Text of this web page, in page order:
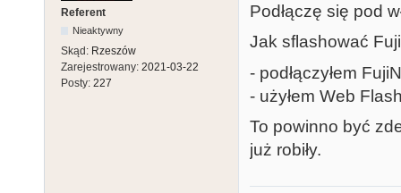
Referent
Nieaktywny
Skąd: Rzeszów
Zarejestrowany: 2021-03-22
Posty: 227
Podłączę się pod
Jak sflashować
- podłączyłem
- użyłem Web
To powinno być
już robiły.